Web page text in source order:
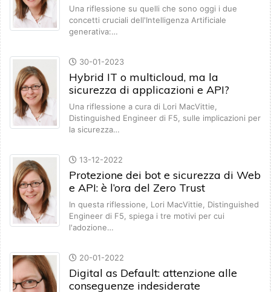
Una riflessione su quelli che sono oggi i due
concetti cruciali dell'Intelligenza Artificiale
generativa:…
30-01-2023
Hybrid IT o multicloud, ma la
sicurezza di applicazioni e API?
Una riflessione a cura di Lori MacVittie,
Distinguished Engineer di F5, sulle implicazioni per
la sicurezza…
13-12-2022
Protezione dei bot e sicurezza di Web
e API: è l’ora del Zero Trust
In questa riflessione, Lori MacVittie, Distinguished
Engineer di F5, spiega i tre motivi per cui
l'adozione…
20-01-2022
Digital as Default: attenzione alle
conseguenze indesiderate